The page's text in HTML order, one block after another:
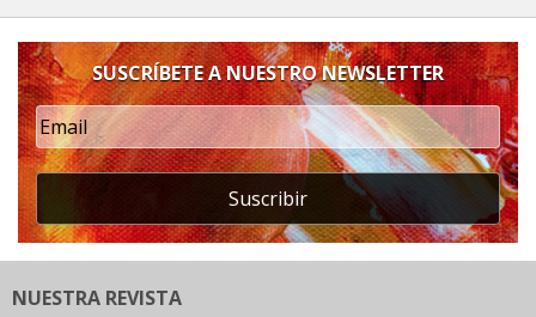
SUSCRÍBETE A NUESTRO NEWSLETTER
Suscribir
NUESTRA REVISTA